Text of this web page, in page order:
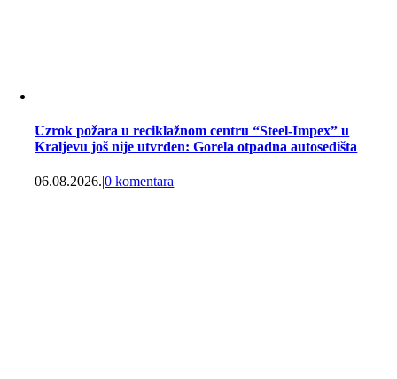
Uzrok požara u reciklažnom centru “Steel-Impex” u
Kraljevu još nije utvrđen: Gorela otpadna autosedišta
06.08.2026.|0 komentara